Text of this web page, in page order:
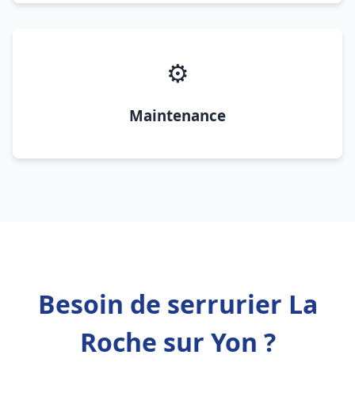
⚙️
Maintenance
Besoin de serrurier La
Roche sur Yon ?